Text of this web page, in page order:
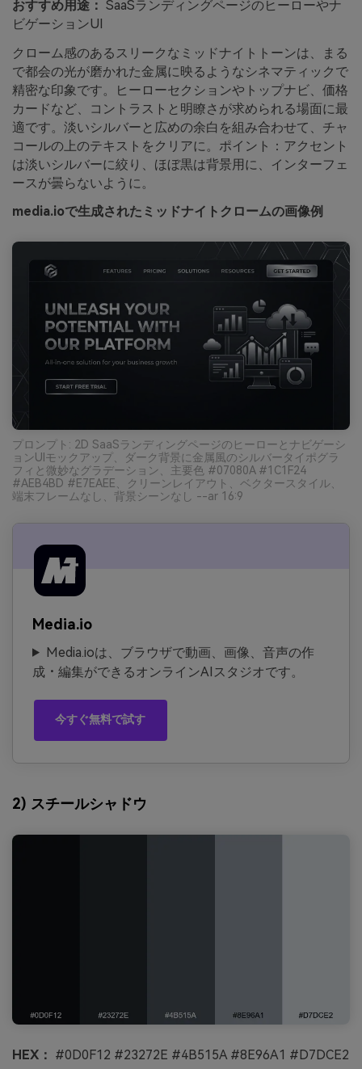
おすすめ用途： SaaSランディングページのヒーローやナ
ビゲーションUI
クローム感のあるスリークなミッドナイトトーンは、まる
で都会の光が磨かれた金属に映るようなシネマティックで
精密な印象です。ヒーローセクションやトップナビ、価格
カードなど、コントラストと明瞭さが求められる場面に最
適です。淡いシルバーと広めの余白を組み合わせて、チャ
コールの上のテキストをクリアに。ポイント：アクセント
は淡いシルバーに絞り、ほぼ黒は背景用に、インターフェ
ースが曇らないように。
media.ioで生成されたミッドナイトクロームの画像例
プロンプト: 2D SaaSランディングページのヒーローとナビゲーシ
ョンUIモックアップ、ダーク背景に金属風のシルバータイポグラ
フィと微妙なグラデーション、主要色 #07080A #1C1F24
#AEB4BD #E7EAEE、クリーンレイアウト、ベクタースタイル、
端末フレームなし、背景シーンなし --ar 16:9
Media.io
Media.ioは、ブラウザで動画、画像、音声の作
成・編集ができるオンラインAIスタジオです。
今すぐ無料で試す
2) スチールシャドウ
HEX： #0D0F12 #23272E #4B515A #8E96A1 #D7DCE2